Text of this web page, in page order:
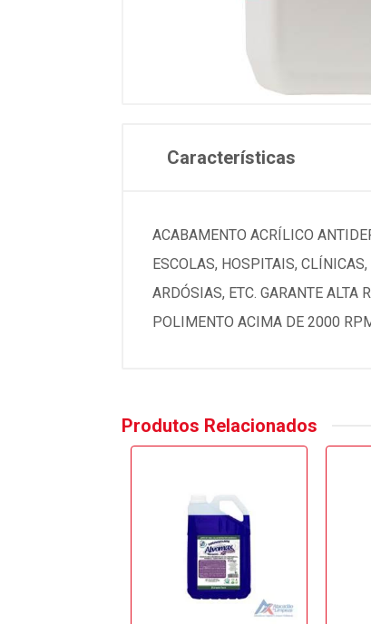
Características
ACABAMENTO ACRÍLICO
ESCOLAS, HOSPITAIS,
ARDÓSIAS, ETC. GARANTE
POLIMENTO ACIMA DE 2000
Produtos Relacionados